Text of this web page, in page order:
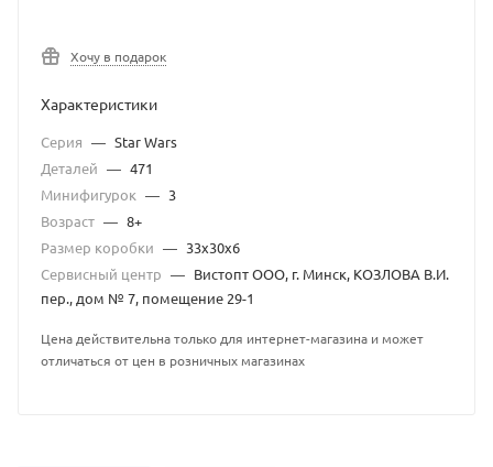
Хочу в подарок
Характеристики
Серия — Star Wars
Деталей — 471
Минифигурок — 3
Возраст — 8+
Размер коробки — 33x30x6
Сервисный центр — Вистопт ООО, г. Минск, КОЗЛОВА В.И.
пер., дом № 7, помещение 29-1
Цена действительна только для интернет-магазина и может
отличаться от цен в розничных магазинах